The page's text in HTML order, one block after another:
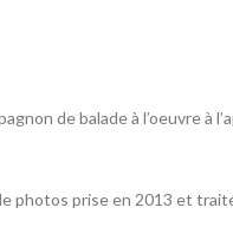
de balade à l’oeuvre à
photos prise en 2013 et